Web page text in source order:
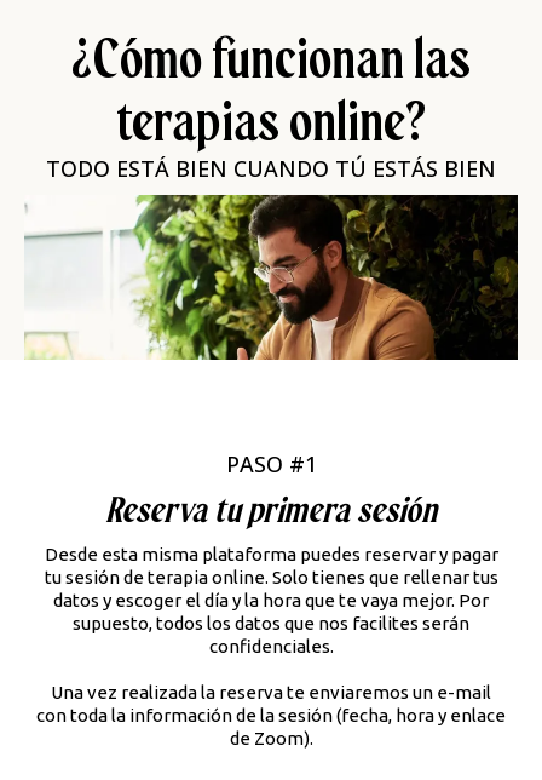
¿Cómo funcionan las
terapias online?
TODO ESTÁ BIEN CUANDO TÚ ESTÁS BIEN
PASO #1
Reserva tu primera sesión
Desde esta misma plataforma puedes reservar y pagar
tu sesión de terapia online. Solo tienes que rellenar tus
datos y escoger el día y la hora que te vaya mejor. Por
supuesto, todos los datos que nos facilites serán
confidenciales.
Una vez realizada la reserva te enviaremos un e-mail
con toda la información de la sesión (fecha, hora y enlace
de Zoom).